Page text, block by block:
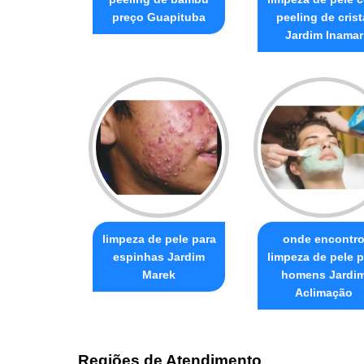
preço Guapituba
peeling de
Jardim Inamar
limpeza de pele para
espinhas Jardim
Marek
onde encontro
limpeza de pele
homens
Aclimação